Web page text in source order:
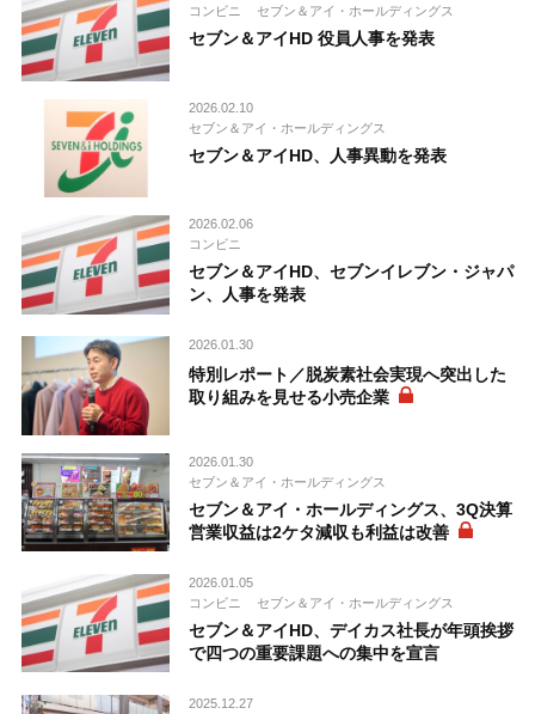
コンビニ
セブン＆アイ・ホールディングス
セブン＆アイHD 役員人事を発表
2026.02.10
セブン＆アイ・ホールディングス
セブン＆アイHD、人事異動を発表
2026.02.06
コンビニ
セブン＆アイHD、セブンイレブン・ジャパ
ン、人事を発表
2026.01.30
特別レポート／脱炭素社会実現へ突出した
取り組みを見せる小売企業
2026.01.30
セブン＆アイ・ホールディングス
セブン＆アイ・ホールディングス、3Q決算
営業収益は2ケタ減収も利益は改善
2026.01.05
コンビニ
セブン＆アイ・ホールディングス
セブン＆アイHD、デイカス社長が年頭挨拶
で四つの重要課題への集中を宣言
2025.12.27